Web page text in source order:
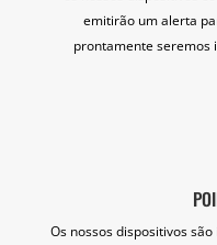
emitirão um alerta
prontamente seremos
Os nossos dispositivos